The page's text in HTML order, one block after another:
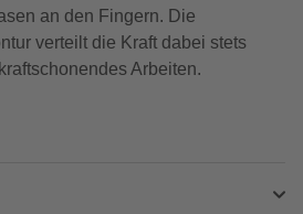
an den Fingern. Die
verteilt die Kraft dabei stets
Arbeiten.